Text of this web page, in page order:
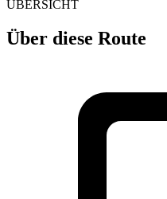
ÜBERSICHT
Über diese Route